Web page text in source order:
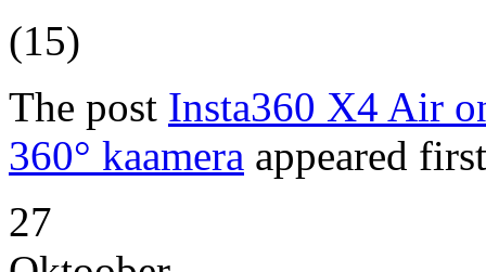
(15)
The post Insta360 X4 Air
360° kaamera appeared
27